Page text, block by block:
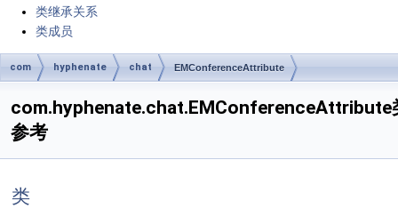
类继承关系
类成员
com hyphenate chat EMConferenceAttribute
com.hyphenate.chat.EMConferenceAttribute
参考
类